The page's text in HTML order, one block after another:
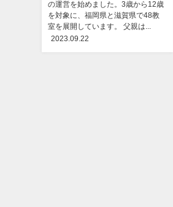
の運営を始めました。3歳から12歳
を対象に、福岡県と滋賀県で48教
室を展開しています。 父親は...
2023.09.22